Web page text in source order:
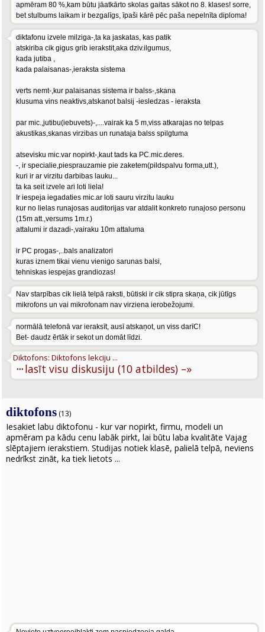
apmēram 80 %,kam būtu jāatkārto skolas gaitas sākot no 8. klases! sorre,
bet stulbums laikam ir bezgalīgs, īpaši kārē pēc paša nepelnīta diploma!
diktafonu izvele milziga-,ta ka jaskatas, kas patik
atskiriba cik gigus grib ierakstit,aka dziv.ilgumus,
kada jutiba ,
kada palaisanas-,ieraksta sistema
verts nemt-,kur palaisanas sistema ir balss-,skana
klusuma vins neaktivs,atskanot balsij -iesledzas - ieraksta
par mic.,jutibu(iebuvets)-,....vairak ka 5 m,viss atkarajas no telpas
akustikas,skanas virzibas un runataja balss spilgtuma
atsevisku mic.var nopirkt-,kaut tads ka PC.mic.deres.
-, ir specialie,piesprauzamie pie zaketem(pildspalvu forma,utt.),
kuri ir ar virzitu darbibas lauku...
ta ka seit izvele ari loti liela!
Ir iespeja iegadaties mic.ar loti sauru virzitu lauku
kur no lielas runajosas auditorijas var atdalit konkreto runajoso personu
(15m att.,versums 1m.r.)
attalumi ir dazadi-,vairaku 10m attaluma
ir PC progas-,..bals analizatori
kuras iznem tikai vienu vienigo sarunas balsi,
tehniskas iespejas grandiozas!
Nav starpības cik lielā telpā raksti, būtiski ir cik stipra skaņa, cik jūtīgs
mikrofons un vai mikrofonam nav virziena ierobežojumi.
normālā telefonā var ieraksīt, ausī atskaņot, un viss darīC!
Bet- daudz ērtāk ir sekot un domāt līdzi.
···
Diktofons: Diktofons lekciju ...
lasīt visu diskusiju (10 atbildes) –»
diktofons (13)
Iesakiet labu diktofonu - kur var nopirkt, firmu, modeli un
apmēram pa kādu cenu labāk pirkt, lai būtu laba kvalitāte Vajag
slēptajiem ierakstiem. Studijas notiek klasē, palielā telpā, neviens
nedrīkst zināt, ka tiek lietots ...